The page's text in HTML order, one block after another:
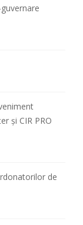
și CIR PRO
de